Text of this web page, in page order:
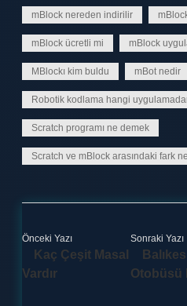
mBlock nereden indirilir
mBlock ücretli mi mBlock
MBlockı kim buldu mBot nedir
Robotik kodlama hangi
Scratch programı ne demek
Scratch ve mBlock arasındaki fark
Önceki Yazı
Kaç Çeşit Masal
Vardır
Sonraki Yazı
Otobüsü